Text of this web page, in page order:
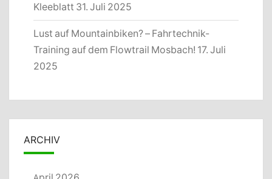
Kleeblatt 31. Juli 2025
Lust auf Mountainbiken? – Fahrtechnik-
Training auf dem Flowtrail Mosbach! 17. Juli
2025
ARCHIV